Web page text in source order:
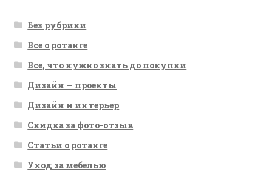
Без рубрики
Все о ротанге
Все, что нужно знать до покупки
Дизайн — проекты
Дизайн и интерьер
Скидка за фото-отзыв
Статьи о ротанге
Уход за мебелью